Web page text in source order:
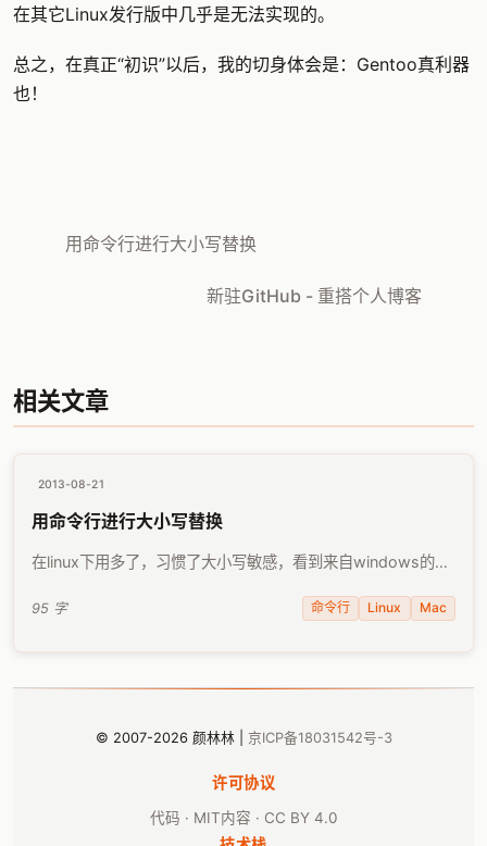
在其它Linux发行版中几乎是无法实现的。
总之，在真正“初识”以后，我的切身体会是：Gentoo真利器
也！
用命令行进行大小写替换
新驻GitHub - 重搭个人博客
相关文章
2013-08-21
用命令行进行大小写替换
在linux下用多了，习惯了大小写敏感，看到来自windows的全
才发现tr比sed好用： $ ls | tr '[:upper:]' …
95 字 命令行 Linux Mac
© 2007-2026 颜林林 | 京ICP备18031542号-3
许可协议
代码 · MIT内容 · CC BY 4.0